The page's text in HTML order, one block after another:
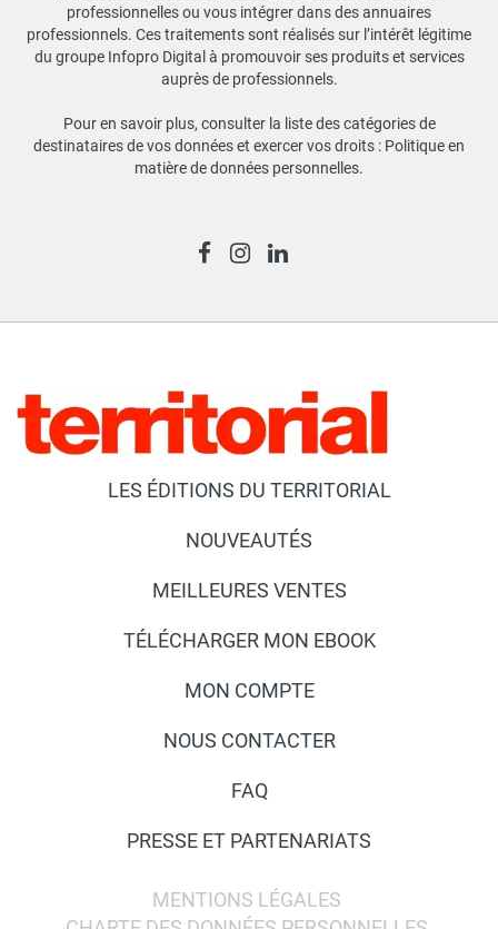
professionnelles ou vous intégrer dans des annuaires
professionnels. Ces traitements sont réalisés sur l’intérêt légitime
du groupe Infopro Digital à promouvoir ses produits et services
auprès de professionnels.
Pour en savoir plus, consulter la liste des catégories de
destinataires de vos données et exercer vos droits : Politique en
matière de données personnelles.
LES ÉDITIONS DU TERRITORIAL
NOUVEAUTÉS
MEILLEURES VENTES
TÉLÉCHARGER MON EBOOK
MON COMPTE
NOUS CONTACTER
FAQ
PRESSE ET PARTENARIATS
MENTIONS LÉGALES